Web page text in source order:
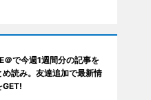
＠で今週1週間分の記事を
め読み。友達追加で最新情
GET!